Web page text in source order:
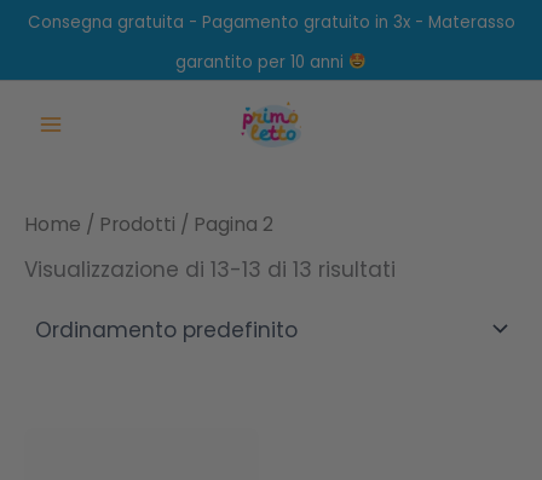
Vai
contenuto
Consegna gratuita - Pagamento gratuito in 3x - Materasso
garantito per 10 anni
Home / Prodotti / Pagina 2
Visualizzazione di 13-13 di 13 risultati